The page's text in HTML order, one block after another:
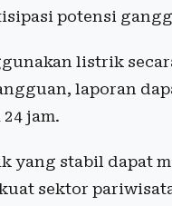
potensi
listrik
laporan
jam.
yang stabil dapat
sektor